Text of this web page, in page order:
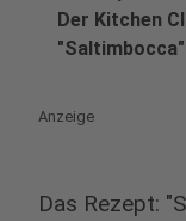
Der Kitchen
"Saltimbocca"
Anzeige
Das Rezept: